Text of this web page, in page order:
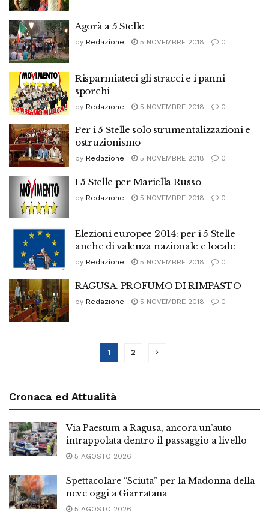
Agorà a 5 Stelle
by Redazione 5 NOVEMBRE 2018 0
Risparmiateci gli stracci e i panni
sporchi
by Redazione 5 NOVEMBRE 2018 0
Per i 5 Stelle solo strumentalizzazioni e
ostruzionismo
by Redazione 5 NOVEMBRE 2018 0
I 5 Stelle per Mariella Russo
by Redazione 5 NOVEMBRE 2018 0
Elezioni europee 2014: per i 5 Stelle
anche di valenza nazionale e locale
by Redazione 5 NOVEMBRE 2018 0
RAGUSA. PROFUMO DI RIMPASTO
by Redazione 5 NOVEMBRE 2018 0
1 2
Cronaca ed Attualità
Via Paestum a Ragusa, ancora un’auto
intrappolata dentro il passaggio a livello
5 AGOSTO 2026
Spettacolare “Sciuta” per la Madonna della
neve oggi a Giarratana
5 AGOSTO 2026